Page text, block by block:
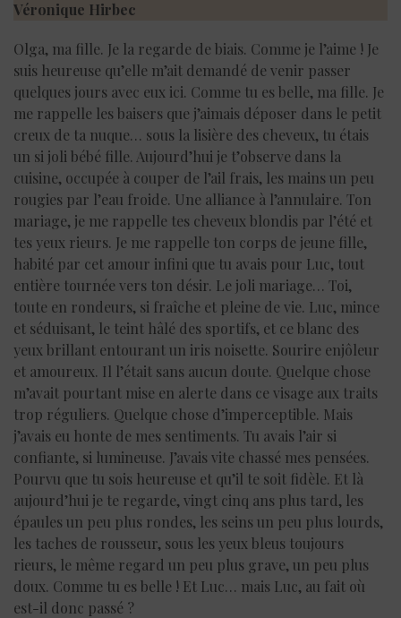
Véronique Hirbec
Olga, ma fille. Je la regarde de biais. Comme je l’aime ! Je
suis heureuse qu’elle m’ait demandé de venir passer
quelques jours avec eux ici. Comme tu es belle, ma fille. Je
me rappelle les baisers que j’aimais déposer dans le petit
creux de ta nuque… sous la lisière des cheveux, tu étais
un si joli bébé fille. Aujourd’hui je t’observe dans la
cuisine, occupée à couper de l’ail frais, les mains un peu
rougies par l’eau froide. Une alliance à l’annulaire. Ton
mariage, je me rappelle tes cheveux blondis par l’été et
tes yeux rieurs. Je me rappelle ton corps de jeune fille,
habité par cet amour infini que tu avais pour Luc, tout
entière tournée vers ton désir. Le joli mariage… Toi,
toute en rondeurs, si fraîche et pleine de vie. Luc, mince
et séduisant, le teint hâlé des sportifs, et ce blanc des
yeux brillant entourant un iris noisette. Sourire enjôleur
et amoureux. Il l’était sans aucun doute. Quelque chose
m’avait pourtant mise en alerte dans ce visage aux traits
trop réguliers. Quelque chose d’imperceptible. Mais
j’avais eu honte de mes sentiments. Tu avais l’air si
confiante, si lumineuse. J’avais vite chassé mes pensées.
Pourvu que tu sois heureuse et qu’il te soit fidèle. Et là
aujourd’hui je te regarde, vingt cinq ans plus tard, les
épaules un peu plus rondes, les seins un peu plus lourds,
les taches de rousseur, sous les yeux bleus toujours
rieurs, le même regard un peu plus grave, un peu plus
doux. Comme tu es belle ! Et Luc… mais Luc, au fait où
est-il donc passé ?